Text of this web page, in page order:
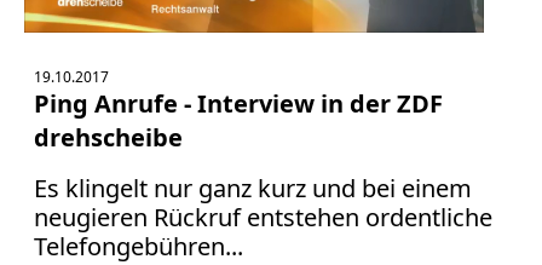
19.10.2017
Ping Anrufe - Interview in der ZDF
drehscheibe
Es klingelt nur ganz kurz und bei einem
neugieren Rückruf entstehen ordentliche
Telefongebühren...